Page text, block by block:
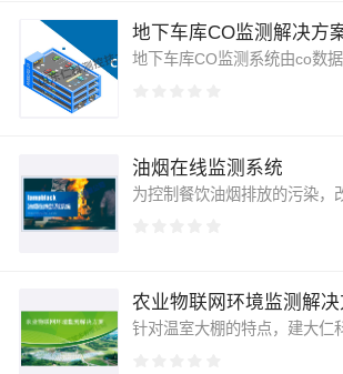
地下车库CO监测解决方
油烟在线监测系统
农业物联网环境监测解决